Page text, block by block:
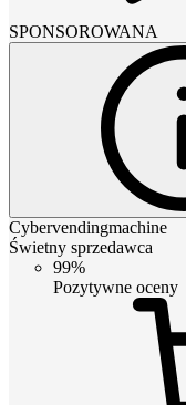
SPONSOROWANA
Cybervendingmachine
Świetny sprzedawca
99%
Pozytywne oceny